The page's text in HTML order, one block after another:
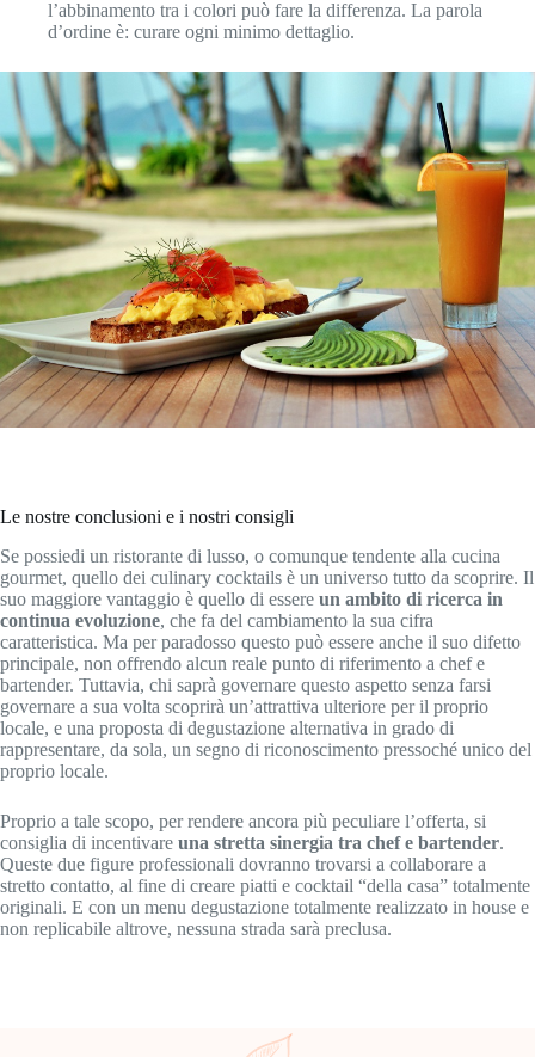
l’abbinamento tra i colori può fare la differenza. La parola
d’ordine è: curare ogni minimo dettaglio.
Le nostre conclusioni e i nostri consigli
Se possiedi un ristorante di lusso, o comunque tendente alla cucina
gourmet, quello dei culinary cocktails è un universo tutto da scoprire. Il
suo maggiore vantaggio è quello di essere un ambito di ricerca in
continua evoluzione, che fa del cambiamento la sua cifra
caratteristica. Ma per paradosso questo può essere anche il suo difetto
principale, non offrendo alcun reale punto di riferimento a chef e
bartender. Tuttavia, chi saprà governare questo aspetto senza farsi
governare a sua volta scoprirà un’attrattiva ulteriore per il proprio
locale, e una proposta di degustazione alternativa in grado di
rappresentare, da sola, un segno di riconoscimento pressoché unico del
proprio locale.
Proprio a tale scopo, per rendere ancora più peculiare l’offerta, si
consiglia di incentivare una stretta sinergia tra chef e bartender.
Queste due figure professionali dovranno trovarsi a collaborare a
stretto contatto, al fine di creare piatti e cocktail “della casa” totalmente
originali. E con un menu degustazione totalmente realizzato in house e
non replicabile altrove, nessuna strada sarà preclusa.